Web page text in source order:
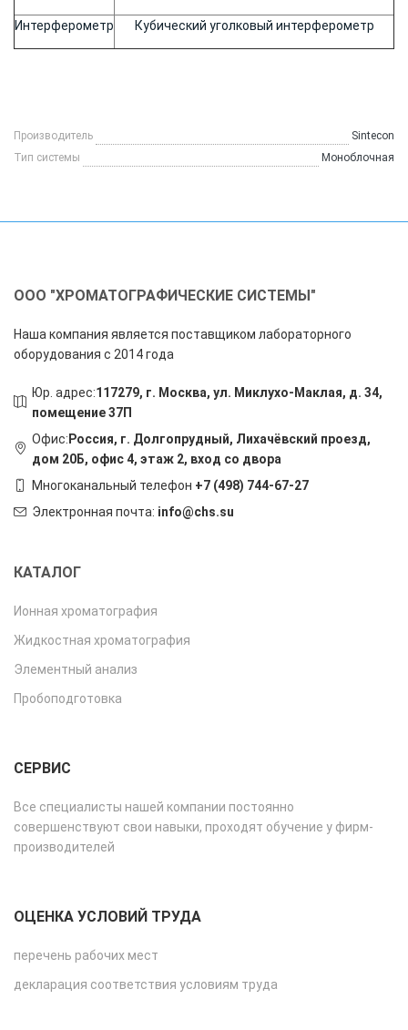
Интерферометр Кубический уголковый интерферометр
Производитель
Sintecon
Тип системы
Моноблочная
ООО "ХРОМАТОГРАФИЧЕСКИЕ СИСТЕМЫ"
Наша компания является поставщиком лабораторного
оборудования с 2014 года
Юр. адрес:117279, г. Москва, ул. Миклухо-Маклая, д. 34,
помещение 37П
Офис: Россия, г. Долгопрудный, Лихачёвский проезд,
дом 20Б, офис 4, этаж 2, вход со двора
Многоканальный телефон +7 (498) 744-67-27
Электронная почта: info@chs.su
КАТАЛОГ
Ионная хроматография
Жидкостная хроматография
Элементный анализ
Пробоподготовка
СЕРВИС
Все специалисты нашей компании постоянно
совершенствуют свои навыки, проходят обучение у фирм-
производителей
ОЦЕНКА УСЛОВИЙ ТРУДА
перечень рабочих мест
декларация соответствия условиям труда